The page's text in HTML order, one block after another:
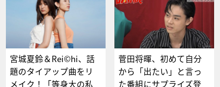
宮城夏鈴＆Rei©hi、話
題のタイアップ曲をリ
メイク！「等身大の私
菅田将暉、初めて自分
から「出たい」と言っ
た番組にサプライズ登